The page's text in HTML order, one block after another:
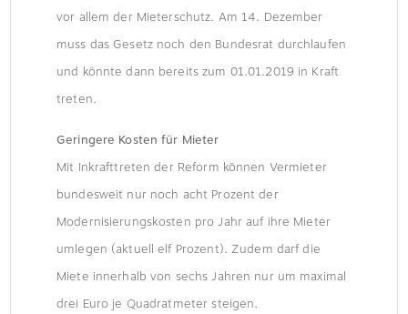
vor allem der Mieterschutz. Am 14. Dezember
muss das Gesetz noch den Bundesrat durchlaufen
und könnte dann bereits zum 01.01.2019 in Kraft
treten.
Geringere Kosten für Mieter
Mit Inkrafttreten der Reform können Vermieter
bundesweit nur noch acht Prozent der
Modernisierungskosten pro Jahr auf ihre Mieter
umlegen (aktuell elf Prozent). Zudem darf die
Miete innerhalb von sechs Jahren nur um maximal
drei Euro je Quadratmeter steigen.